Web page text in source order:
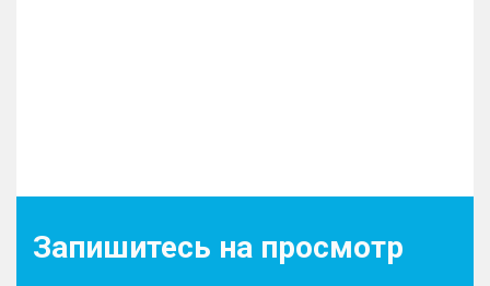
Запишитесь на просмотр